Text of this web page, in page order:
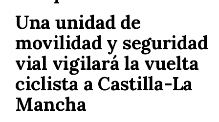
Una unidad de
movilidad y seguridad
vial vigilará la vuelta
ciclista a Castilla-La
Mancha